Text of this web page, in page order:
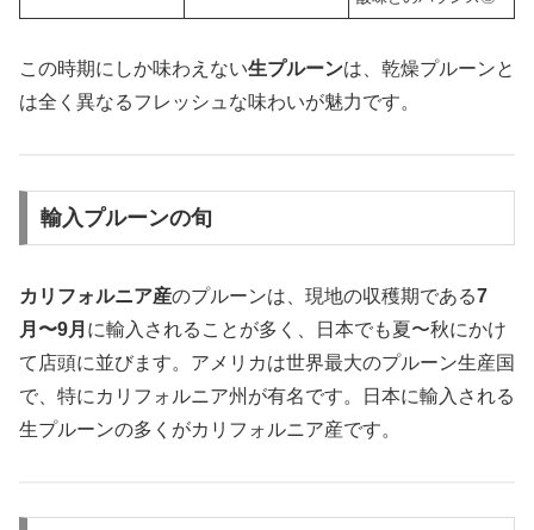
この時期にしか味わえない生プルーンは、乾燥プルーンと
は全く異なるフレッシュな味わいが魅力です。
輸入プルーンの旬
カリフォルニア産のプルーンは、現地の収穫期である7
月〜9月 に輸入されることが多く、日本でも夏〜秋にかけ
て店頭に並びます。アメリカは世界最大のプルーン生産国
で、特にカリフォルニア州が有名です。日本に輸入される
生プルーンの多くがカリフォルニア産です。